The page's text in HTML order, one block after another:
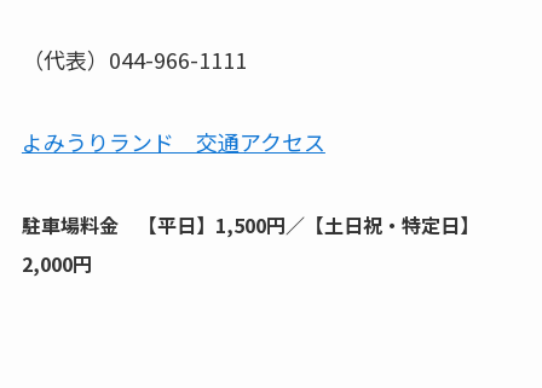
（代表）044-966-1111
よみうりランド 交通アクセス
駐車場料金 【平日】1,500円／【土日祝・特定日】
2,000円